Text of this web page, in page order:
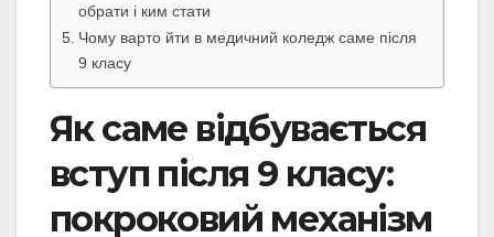
обрати і ким стати
Чому варто йти в медичний коледж саме після
9 класу
Як саме відбувається
вступ після 9 класу:
покроковий механізм